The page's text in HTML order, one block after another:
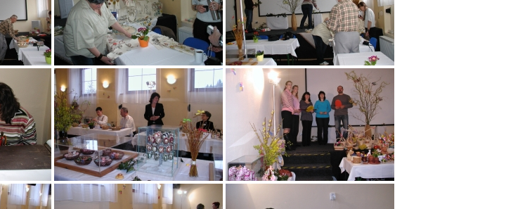
Nezařazené
Přihlásit se
Zdroj kanálů (příspěvky)
Kanál komentářů